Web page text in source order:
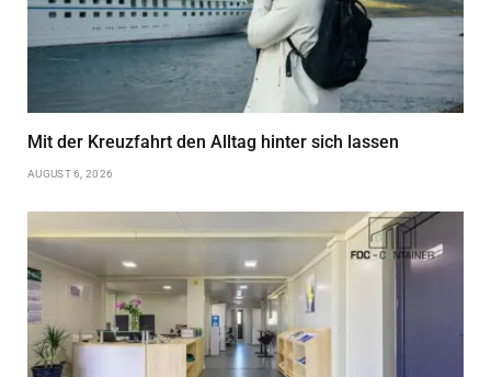
Mit der Kreuzfahrt den Alltag hinter sich lassen
AUGUST 6, 2026